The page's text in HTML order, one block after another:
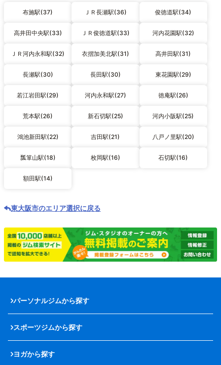
布施駅(37) ＪＲ長瀬駅(36) 俊徳道駅(34)
高井田中央駅(33) ＪＲ俊徳道駅(33) 河内花園駅(32)
ＪＲ河内永和駅(32) 衣摺加美北駅(31) 高井田駅(31)
長瀬駅(30) 長田駅(30) 東花園駅(29)
若江岩田駅(29) 河内永和駅(27) 徳庵駅(26)
荒本駅(26) 新石切駅(25) 河内小阪駅(25)
鴻池新田駅(22) 吉田駅(21) 八戸ノ里駅(20)
瓢箪山駅(18) 枚岡駅(16) 石切駅(16)
額田駅(14)
東大阪市のエリア選択に戻る
パーソナルジムから探す
スポーツジムから探す
ヨガから探す